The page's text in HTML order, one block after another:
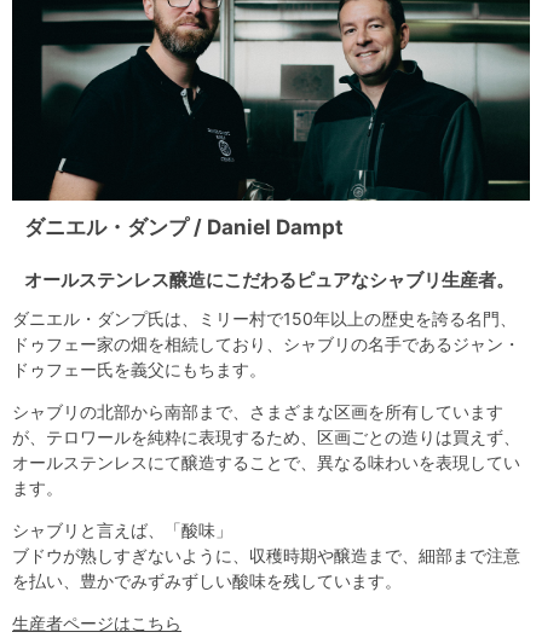
ダニエル・ダンプ / Daniel Dampt
オールステンレス醸造にこだわるピュアなシャブリ生産者。
ダニエル・ダンプ氏は、ミリー村で150年以上の歴史を誇る名門、
ドゥフェー家の畑を相続しており、シャブリの名手であるジャン・
ドゥフェー氏を義父にもちます。
シャブリの北部から南部まで、さまざまな区画を所有しています
が、テロワールを純粋に表現するため、区画ごとの造りは買えず、
オールステンレスにて醸造することで、異なる味わいを表現してい
ます。
シャブリと言えば、「酸味」
ブドウが熟しすぎないように、収穫時期や醸造まで、細部まで注意
を払い、豊かでみずみずしい酸味を残しています。
生産者ページはこちら